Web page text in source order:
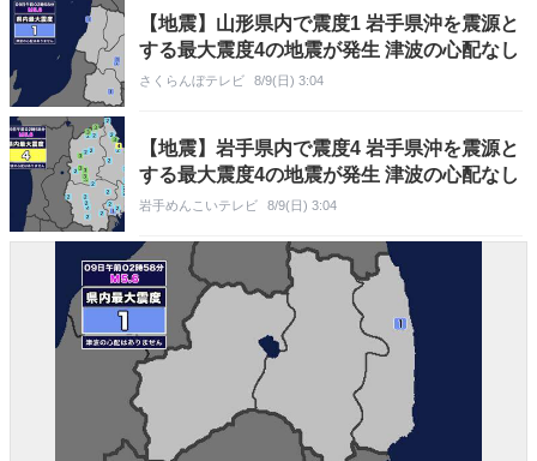
【地震】山形県内で震度1 岩手県沖を震源と
する最大震度4の地震が発生 津波の心配なし
さくらんぼテレビ 8/9(日) 3:04
【地震】岩手県内で震度4 岩手県沖を震源と
する最大震度4の地震が発生 津波の心配なし
岩手めんこいテレビ 8/9(日) 3:04